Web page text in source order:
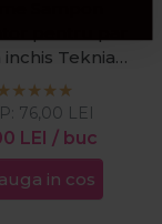
inchis Teknia
Black Coffee
300ml
LEI / buc
76,00 LEI
in cos